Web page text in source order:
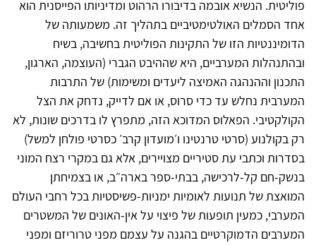
פוליטית. הנשיא אובמה בדיבורו הרהוט ומדיניותו הפייסנית הוא
אחד הסמלים האולטימטיביים בתהליך זה. משמעותה של
הדומיננטיות הזו של התקינות הפוליטית בחשיבה, בשיח
ובהתנהלות המערביים, היא שההיבט הגברי (העוצמה, הארגון,
התכנון וההנהגה האמיצה ליעדים ומשימות) של התרבות
המערבית נחלש עד כדי סרוס, או אם לדייק, נדחק את הצל
הקולקטיבי. הפאלוס המדוכא הזה, מתפרץ לו בדרכים שונות, לא
רק בקולנוע (סרטי טרנטינו ו׳מועדון קרב׳ כסרטי פולחן למשל)
בסדרות וכתבי עת סטיריים מצויירים, אלא גם במקרי רצח המוני
בנשק-חם קל-לרכישה, בבתי-ספר בארה״ב, או בצמיחתן
המואצת של תנועות לאומיות ימניות-פשיסטיות בכל רחבי העולם
המערבי, כמעין תופעות של פיצוי על אין-האונים של המשטרים
המערבים הדמוקרטיים בהגנה על עצמם מפני טרוריזם ומפני